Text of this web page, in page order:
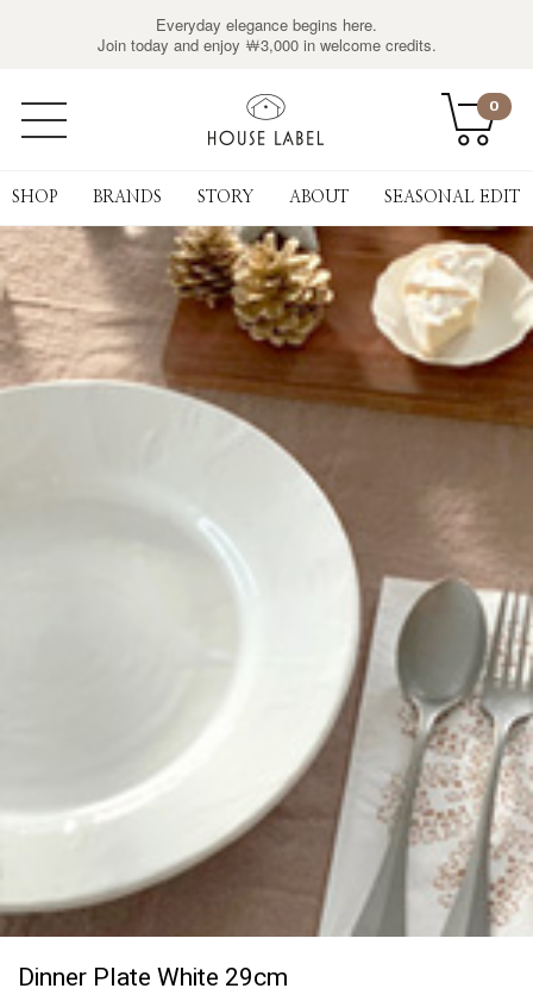
Everyday elegance begins here.
Join today and enjoy ￦3,000 in welcome credits.
0
SHOP BRANDS STORY ABOUT SEASONAL EDIT
Dinner Plate White 29cm